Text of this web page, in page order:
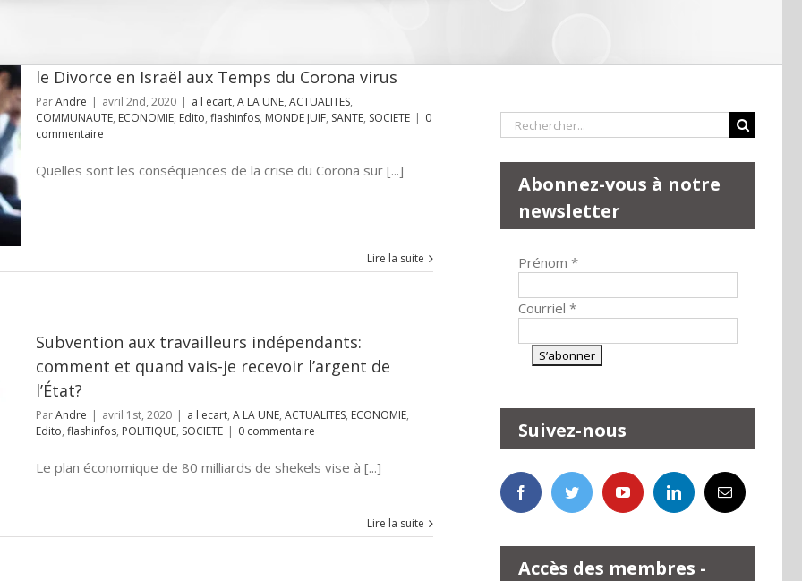
le Divorce en Israël aux Temps du Corona virus
ParAndre | avril 2nd, 2020 | a l ecart, A LA UNE, ACTUALITES,
COMMUNAUTE, ECONOMIE, Edito, flashinfos, MONDE JUIF, SANTE, SOCIETE | 0
commentaire
Quelles sont les conséquences de la crise du Corona sur [...]
Lire la suite
Subvention aux travailleurs indépendants:
comment et quand vais-je recevoir l’argent de
l’État?
ParAndre | avril 1st, 2020 | a l ecart, A LA UNE, ACTUALITES, ECONOMIE,
Edito, flashinfos, POLITIQUE, SOCIETE | 0 commentaire
Le plan économique de 80 milliards de shekels vise à [...]
Lire la suite
Rechercher:
Abonnez-vous à notre
newsletter
Prénom *
Courriel *
Suivez-nous
Accès des membres -